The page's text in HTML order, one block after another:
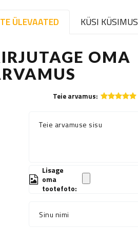
ÜLEVAATED KÜSI KÜSIMUS
OMA
Teie arvamus:
Teie arvamuse sisu
Lisage
oma
tootefoto:
Sinu nimi